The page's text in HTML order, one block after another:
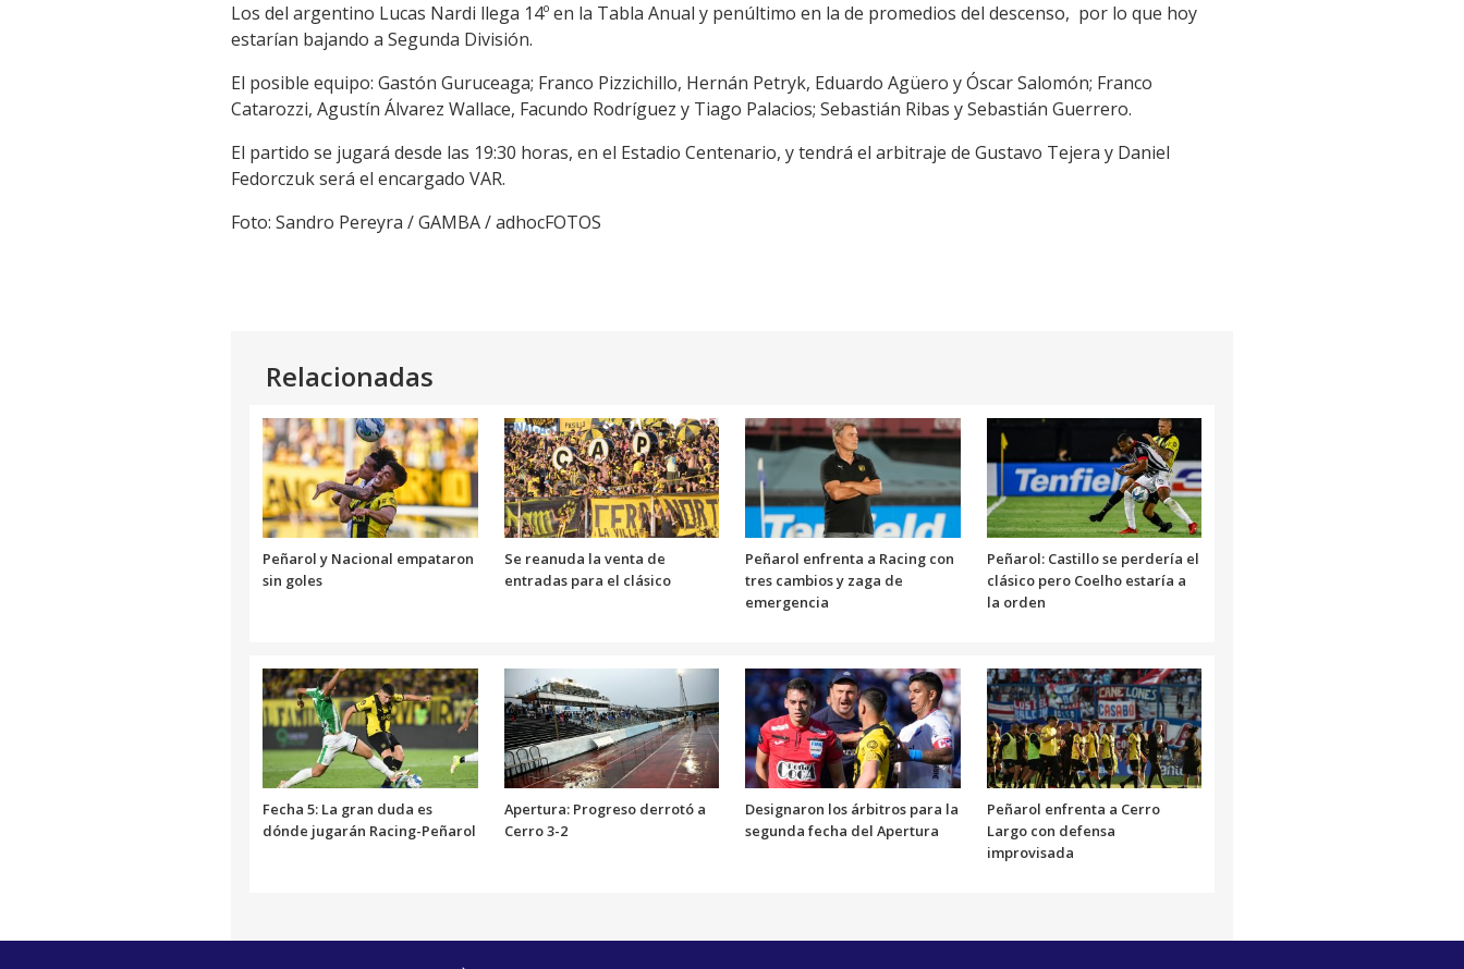
LinkLos del argentino Lucas Nardi llega 14º en la Tabla Anual y penúltimo en la de promedios del descenso, por lo que hoy
estarían bajando a Segunda División.
El posible equipo: Gastón Guruceaga; Franco Pizzichillo, Hernán Petryk, Eduardo Agüero y Óscar Salomón; Franco
Catarozzi, Agustín Álvarez Wallace, Facundo Rodríguez y Tiago Palacios; Sebastián Ribas y Sebastián Guerrero.
El partido se jugará desde las 19:30 horas, en el Estadio Centenario, y tendrá el arbitraje de Gustavo Tejera y Daniel
Fedorczuk será el encargado VAR.
Foto: Sandro Pereyra / GAMBA / adhocFOTOS
Relacionadas
Peñarol y Nacional empataron
sin goles
Se reanuda la venta de
entradas para el clásico
Peñarol enfrenta a Racing con
tres cambios y zaga de
emergencia
Peñarol: Castillo se perdería el
clásico pero Coelho estaría a
la orden
Fecha 5: La gran duda es
dónde jugarán Racing-Peñarol
Apertura: Progreso derrotó a
Cerro 3-2
Designaron los árbitros para la
segunda fecha del Apertura
Peñarol enfrenta a Cerro
Largo con defensa
improvisada